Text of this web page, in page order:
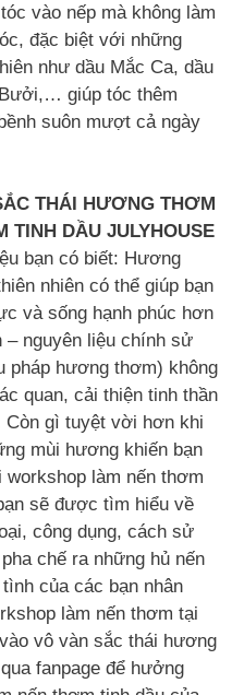
vào nếp mà không làm
đặc biệt với những
như dầu Mắc Ca, dầu
giúp tóc thêm
suôn mượt cả ngày
THÁI HƯƠNG THƠM
TINH DẦU JULYHOUSE
bạn có biết: Hương
nhiên có thể giúp bạn
và sống hạnh phúc hơn
– nguyên liệu chính sử
pháp hương thơm) không
quan, cải thiện tinh thần
gì tuyệt vời hơn khi
mùi hương khiến bạn
làm nến thơm
sẽ được tìm hiểu về
công dụng, cách sử
chế ra những hủ nến
của các bạn nhân
làm nến thơm tại
vô vàn sắc thái hương
fanpage để hưởng